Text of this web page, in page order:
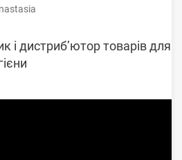
і дистриб’ютор товарів для